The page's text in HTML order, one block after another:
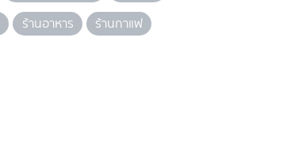
ร้านอาหาร ร้านกาแฟ